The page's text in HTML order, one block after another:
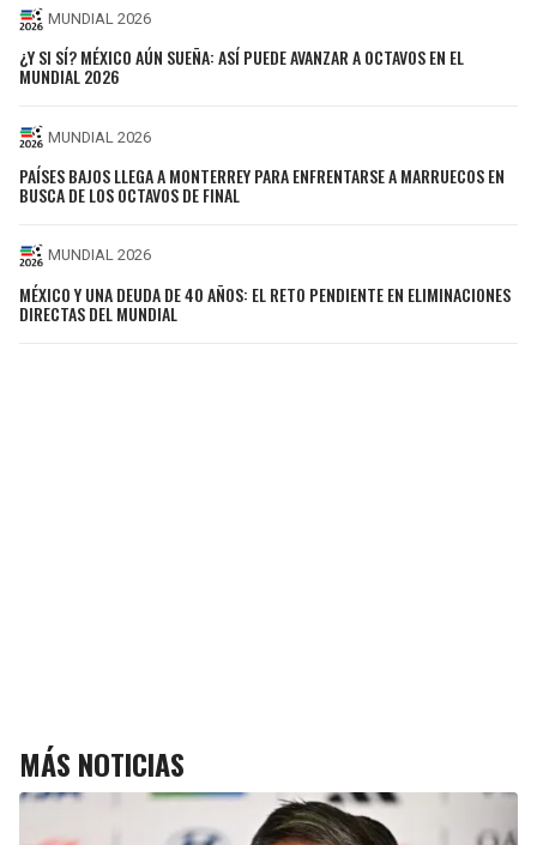
MUNDIAL 2026
¿Y SI SÍ? MÉXICO AÚN SUEÑA: ASÍ PUEDE AVANZAR A OCTAVOS EN EL
MUNDIAL 2026
MUNDIAL 2026
PAÍSES BAJOS LLEGA A MONTERREY PARA ENFRENTARSE A MARRUECOS EN
BUSCA DE LOS OCTAVOS DE FINAL
MUNDIAL 2026
MÉXICO Y UNA DEUDA DE 40 AÑOS: EL RETO PENDIENTE EN ELIMINACIONES
DIRECTAS DEL MUNDIAL
MÁS NOTICIAS